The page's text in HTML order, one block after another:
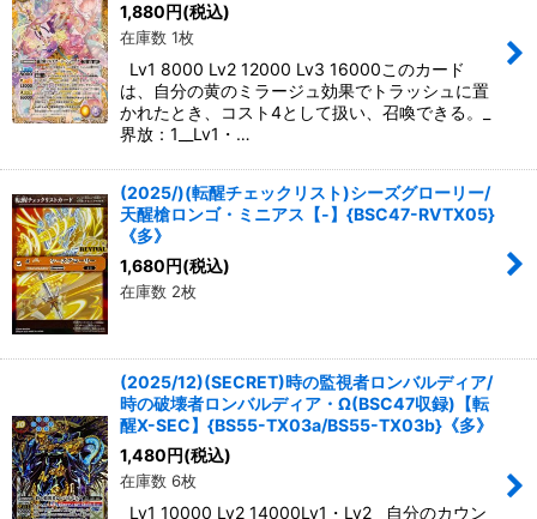
1,880円(税込)
在庫数 1枚
Lv1 8000 Lv2 12000 Lv3 16000このカード
は、自分の黄のミラージュ効果でトラッシュに置
かれたとき、コスト4として扱い、召喚できる。_
界放：1__Lv1・…
(2025/)(転醒チェックリスト)シーズグローリー/
天醒槍ロンゴ・ミニアス【-】{BSC47-RVTX05}
《多》
1,680円(税込)
在庫数 2枚
(2025/12)(SECRET)時の監視者ロンバルディア/
時の破壊者ロンバルディア・Ω(BSC47収録)【転
醒X-SEC】{BS55-TX03a/BS55-TX03b}《多》
1,480円(税込)
在庫数 6枚
Lv1 10000 Lv2 14000Lv1・Lv2__自分のカウン